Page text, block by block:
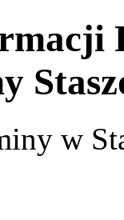
w